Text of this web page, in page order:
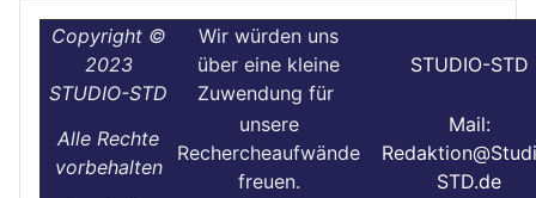
Copyright ©
2023
STUDIO-STD
Wir würden uns
über eine kleine
Zuwendung für
STUDIO-STD
Alle Rechte
vorbehalten
unsere
Rechercheaufwände
freuen.
Mail:
STD.de